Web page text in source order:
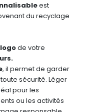
est
du recyclage
logode votre
, il permet de garder
sécurité. Léger
pour les
ou les activités